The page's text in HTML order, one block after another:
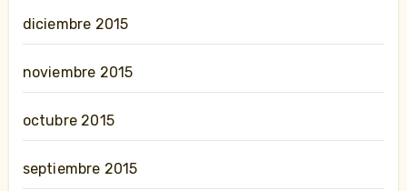
diciembre 2015
noviembre 2015
octubre 2015
septiembre 2015